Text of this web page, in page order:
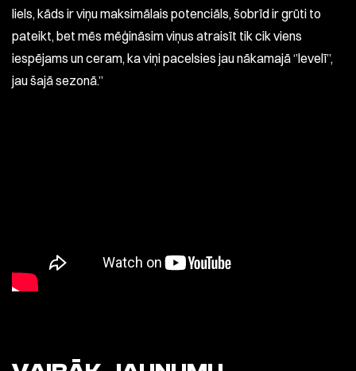
liels, kāds ir viņu maksimālais potenciāls, šobrīd ir grūti to
pateikt, bet mēs mēģināsim viņus atraisīt tik cik viens
iespējams un ceram, ka viņi pacelsies jau nākamajā ‘’levelī’’,
jau šajā sezonā.’’